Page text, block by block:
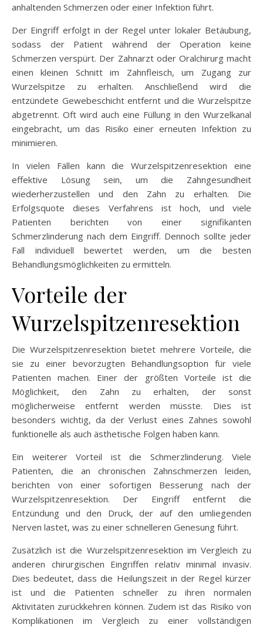
anhaltenden Schmerzen oder einer Infektion führt.
Der Eingriff erfolgt in der Regel unter lokaler Betäubung,
sodass der Patient während der Operation keine
Schmerzen verspürt. Der Zahnarzt oder Oralchirurg macht
einen kleinen Schnitt im Zahnfleisch, um Zugang zur
Wurzelspitze zu erhalten. Anschließend wird die
entzündete Gewebeschicht entfernt und die Wurzelspitze
abgetrennt. Oft wird auch eine Füllung in den Wurzelkanal
eingebracht, um das Risiko einer erneuten Infektion zu
minimieren.
In vielen Fällen kann die Wurzelspitzenresektion eine
effektive Lösung sein, um die Zahngesundheit
wiederherzustellen und den Zahn zu erhalten. Die
Erfolgsquote dieses Verfahrens ist hoch, und viele
Patienten berichten von einer signifikanten
Schmerzlinderung nach dem Eingriff. Dennoch sollte jeder
Fall individuell bewertet werden, um die besten
Behandlungsmöglichkeiten zu ermitteln.
Vorteile der
Wurzelspitzenresektion
Die Wurzelspitzenresektion bietet mehrere Vorteile, die
sie zu einer bevorzugten Behandlungsoption für viele
Patienten machen. Einer der größten Vorteile ist die
Möglichkeit, den Zahn zu erhalten, der sonst
möglicherweise entfernt werden müsste. Dies ist
besonders wichtig, da der Verlust eines Zahnes sowohl
funktionelle als auch ästhetische Folgen haben kann.
Ein weiterer Vorteil ist die Schmerzlinderung. Viele
Patienten, die an chronischen Zahnschmerzen leiden,
berichten von einer sofortigen Besserung nach der
Wurzelspitzenresektion. Der Eingriff entfernt die
Entzündung und den Druck, der auf den umliegenden
Nerven lastet, was zu einer schnelleren Genesung führt.
Zusätzlich ist die Wurzelspitzenresektion im Vergleich zu
anderen chirurgischen Eingriffen relativ minimal invasiv.
Dies bedeutet, dass die Heilungszeit in der Regel kürzer
ist und die Patienten schneller zu ihren normalen
Aktivitäten zurückkehren können. Zudem ist das Risiko von
Komplikationen im Vergleich zu einer vollständigen